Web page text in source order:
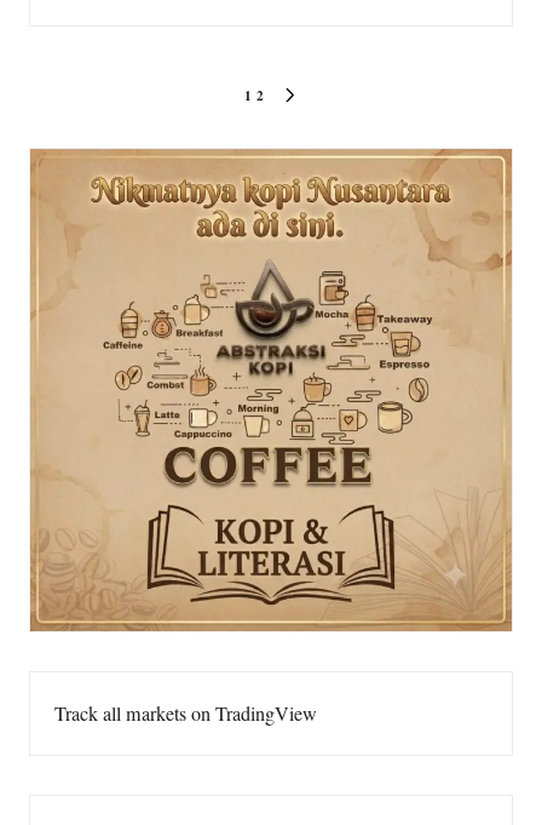
pagination
1 2
Track all markets on TradingView